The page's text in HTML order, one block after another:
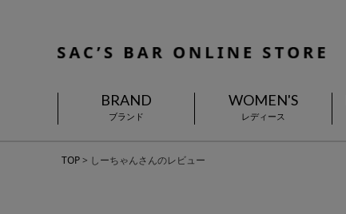
BRAND
ブランド
WOMEN'S
レディース
TOP しーちゃんさんのレビュー